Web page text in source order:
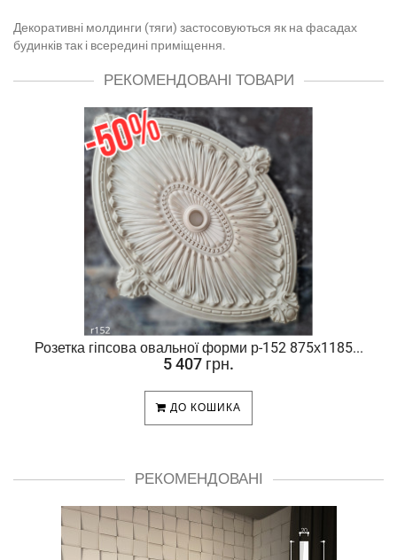
Декоративні молдинги (тяги) застосовуються як на фасадах
будинків так і всередині приміщення.
РЕКОМЕНДОВАНІ ТОВАРИ
Розетка гіпсова овальної форми р-152 875х1185...
5 407 грн.
ДО КОШИКА
РЕКОМЕНДОВАНІ